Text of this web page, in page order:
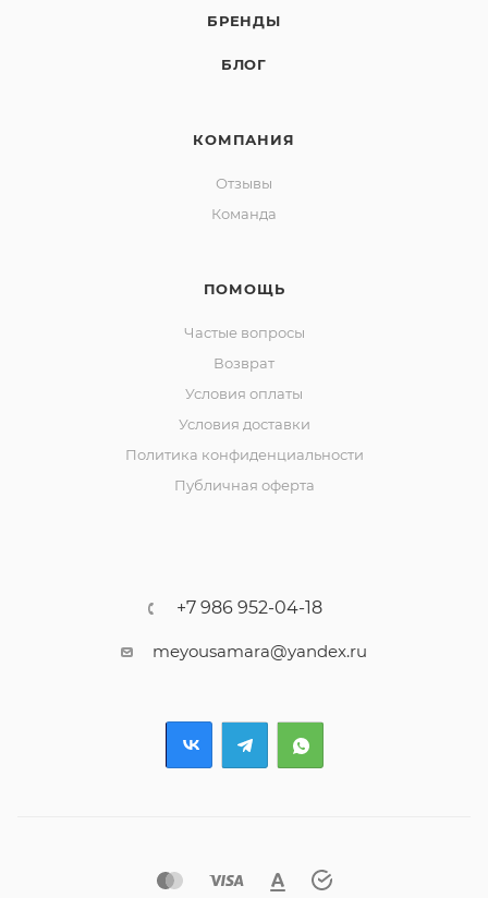
БРЕНДЫ
БЛОГ
КОМПАНИЯ
Отзывы
Команда
ПОМОЩЬ
Частые вопросы
Возврат
Условия оплаты
Условия доставки
Политика конфиденциальности
Публичная оферта
+7 986 952-04-18
meyousamara@yandex.ru